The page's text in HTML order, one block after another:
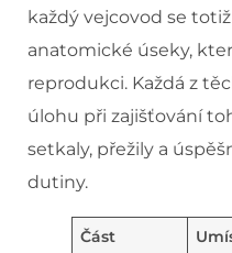
každý vejcovod se
anatomické úseky,
reprodukci. Každá z
úlohu při zajišťování
setkaly, přežily a
dutiny.
Část